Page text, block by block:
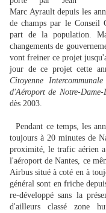
Marc Ayrault depuis les
de champs par le Conseil
part de la population.
changements de
vont freiner ce projet
jour de ce projet cette
Citoyenne
d'Aéroport de Notre-Dame-
dès 2003.
Pendant ce temps, les
toujours à 20 minutes de
proximité, le trafic aérien
l'aéroport de Nantes, ce
Airbus situé à coté en à
général sont en friche
re-développé sans la
d'ailleurs classé zone